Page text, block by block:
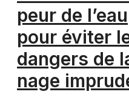
peur de l’eau
pour éviter
dangers de
nage